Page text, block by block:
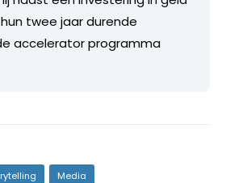
twee jaar durende
accelerator programma
Media